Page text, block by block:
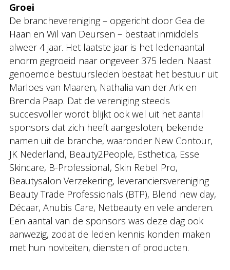
Groei
De branchevereniging – opgericht door Gea de
Haan en Wil van Deursen – bestaat inmiddels
alweer 4 jaar. Het laatste jaar is het ledenaantal
enorm gegroeid naar ongeveer 375 leden. Naast
genoemde bestuursleden bestaat het bestuur uit
Marloes van Maaren, Nathalia van der Ark en
Brenda Paap. Dat de vereniging steeds
succesvoller wordt blijkt ook wel uit het aantal
sponsors dat zich heeft aangesloten; bekende
namen uit de branche, waaronder New Contour,
JK Nederland, Beauty2People, Esthetica, Esse
Skincare, B-Professional, Skin Rebel Pro,
Beautysalon Verzekering, leveranciersvereniging
Beauty Trade Professionals (BTP), Blend new day,
Décaar, Anubis Care, Netbeauty en vele anderen.
Een aantal van de sponsors was deze dag ook
aanwezig, zodat de leden kennis konden maken
met hun noviteiten, diensten of producten.